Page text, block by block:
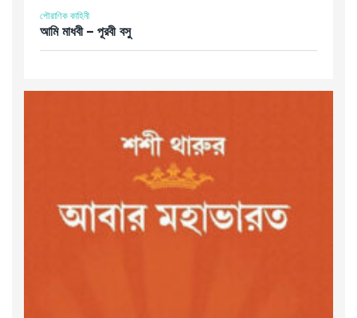
পৌরাণিক কাহিনী
আমি মাধবী – পূরবী বসু